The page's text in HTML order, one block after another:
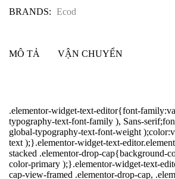
BRANDS: Ecod
MÔ TẢ VẬN CHUYỂN
.elementor-widget-text-editor{font-
typography-text-font-family ), Sans-
global-typography-text-font-weight
text );}.elementor-widget-text-
stacked .elementor-drop-cap{background-
color-primary );}.elementor-widget-text-
cap-view-framed .elementor-drop-cap,